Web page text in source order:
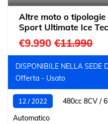
Altre moto o tipologie
Sport Ultimate Ice
€9.990 €11.990
DISPONIBILE NELLA SEDE
Offerta - Usato
12 / 2022 480cc 8CV /
Automatico